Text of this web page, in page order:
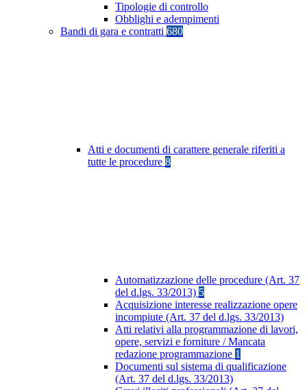
Tipologie di controllo
Obblighi e adempimenti
Bandi di gara e contratti 680
Atti e documenti di carattere generale riferiti a
tutte le procedure 8
Automatizzazione delle procedure (Art. 37
del d.lgs. 33/2013) 5
Acquisizione interesse realizzazione opere
incompiute (Art. 37 del d.lgs. 33/2013)
Atti relativi alla programmazione di lavori,
opere, servizi e forniture / Mancata
redazione programmazione 1
Documenti sul sistema di qualificazione
(Art. 37 del d.lgs. 33/2013)